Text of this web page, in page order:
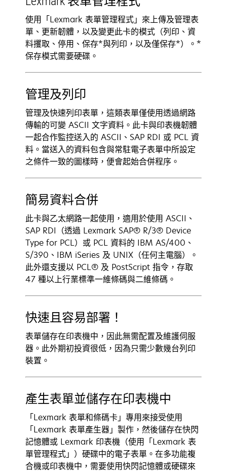
使用「Lexmark 表單管理程式」來上傳及管理表
單、更新韌體，以及變更此卡的模式（列印、資
料攫取、停用、保存*與列印，以及僅保存*）。*
保存模式需要硬碟。
管理及列印
管理及快速列印表單，這類表單僅使用透過網路
傳輸的可變 ASCII 文字資料。此卡與印表機韌體
一起合作監控送入的 ASCII、SAP RDI 或 PCL 資
料。當送入的資料包含與常駐電子表單中所設定
之條件一致的圖樣時，便會起始合併程序。
簡易資料合併
此卡與乙太網路一起使用，適用於使用 ASCII、
SAP RDI（透過 Lexmark SAP® R/3® Device
Type for PCL）或 PCL 資料的 IBM AS/400、
S/390、IBM iSeries 及 UNIX（任何主電腦）。
此外還支援以 PCL® 及 PostScript 指令，存取
47 種以上行業標準一維條碼與二維條碼。
快速且容易部署！
表單儲存在印表機中，因此無需配置及維護伺服
器。此外期初投資很低，因為只需少數幾台列印
裝置。
產生表單並儲存在印表機中
「Lexmark 表單和條碼卡」專用來接受使用
「Lexmark 表單產生器」製作，然後儲存在快閃
記憶體或 Lexmark 印表機（使用「Lexmark 表
單管理程式」）硬碟中的電子表單。在多功能複
合機或印表機中，需要使用快閃記憶體或硬碟來